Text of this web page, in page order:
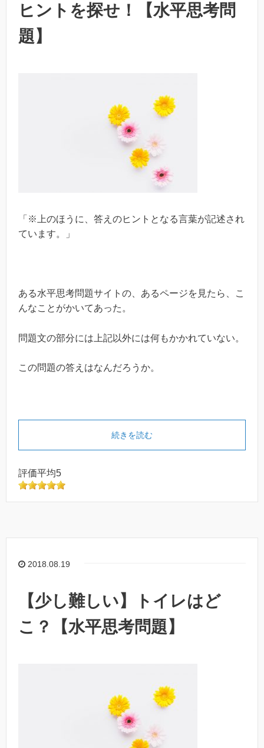
ヒントを探せ！【水平思考問
題】
「※上のほうに、答えのヒントとなる言葉が記述され
ています。」
ある水平思考問題サイトの、あるページを見たら、こ
んなことがかいてあった。
問題文の部分には上記以外には何もかかれていない。
この問題の答えはなんだろうか。
続きを読む
評価平均5
2018.08.19
【少し難しい】トイレはど
こ？【水平思考問題】